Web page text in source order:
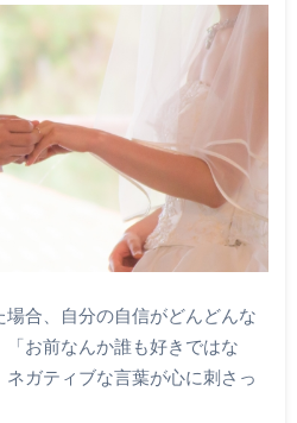
合、自分の自信がどんどんな
「お前なんか誰も好きではな
ガティブな言葉が心に刺さっ